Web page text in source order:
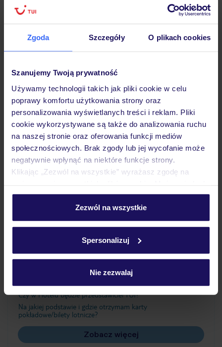
Zgoda Szczegóły O plikach cookies
Szanujemy Twoją prywatność
Używamy technologii takich jak pliki cookie w celu
poprawy komfortu użytkowania strony oraz
personalizowania wyświetlanych treści i reklam. Pliki
cookie wykorzystywane są także do analizowania ruchu
na naszej stronie oraz oferowania funkcji mediów
społecznościowych. Brak zgody lub jej wycofanie może
negatywnie wpłynąć na niektóre funkcje strony.
Klikając „Zezwól na wszystkie” wyrażasz zgodę na
personalizować swój wybór wchodząc w zakładkę
Szczegółowe informacje o plikach cookie znajdziesz
Zezwól na wszystkie
Spersonalizuj
Nie zezwalaj
Hotel
Opinie
Pokoje
Wyżywienie
Ważne informacje
Czy w Hotelu będzie przedstawiciel TUI?
Na jakiej podstawie i gdzie otrzymam karty
pokładowe/bilety lotnicze?
Zobacz więcej